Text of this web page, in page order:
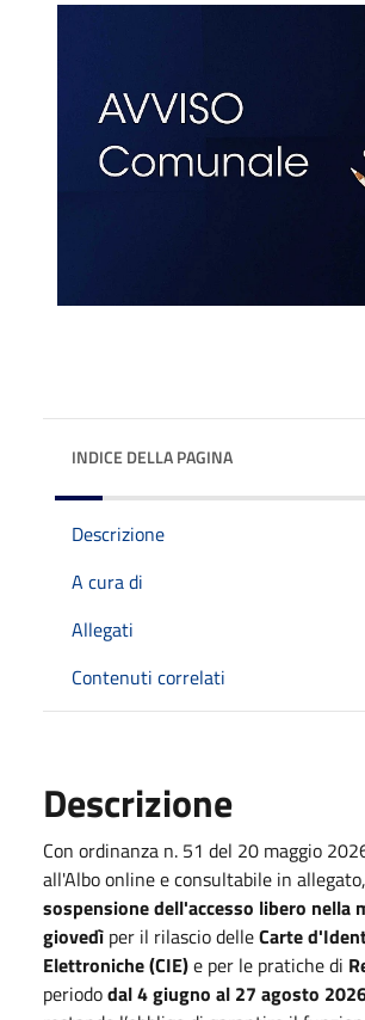
INDICE DELLA PAGINA
Descrizione
A cura di
Allegati
Contenuti correlati
Descrizione
Con ordinanza n. 51 del 20 maggio
all'Albo online e consultabile in
sospensione dell'accesso libero nella
giovedì per il rilascio delleCarte
Elettroniche (CIE)e per le pratiche di
periododal 4 giugno al 27 agosto